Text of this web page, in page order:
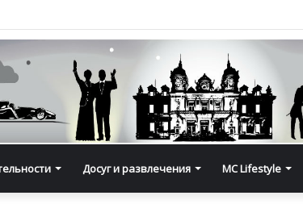
Досуг и развлечения MC Lifestyle